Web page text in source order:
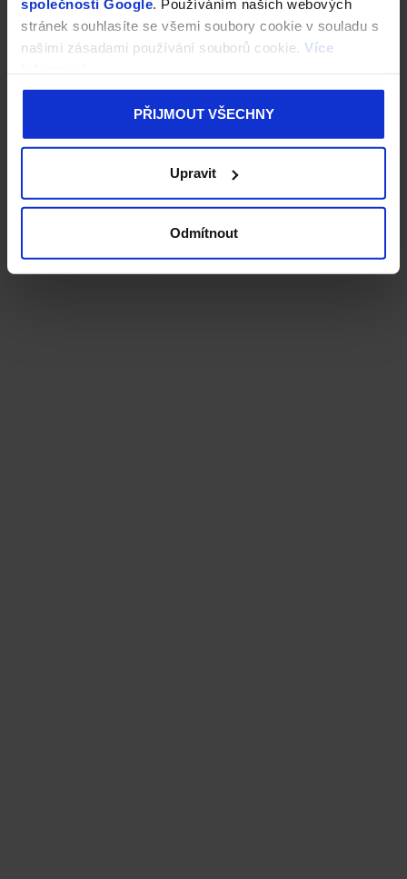
společnosti Google. Používáním našich webových
stránek souhlasíte se všemi soubory cookie v souladu s
našimi zásadami používání souborů cookie. Více
PŘIJMOUT VŠECHNY
Upravit
Odmítnout